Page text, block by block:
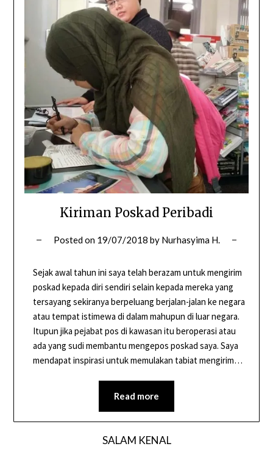
Kiriman Poskad Peribadi
Posted on 19/07/2018 by Nurhasyima H.
Sejak awal tahun ini saya telah berazam untuk mengirim
poskad kepada diri sendiri selain kepada mereka yang
tersayang sekiranya berpeluang berjalan-jalan ke negara
atau tempat istimewa di dalam mahupun di luar negara.
Itupun jika pejabat pos di kawasan itu beroperasi atau
ada yang sudi membantu mengepos poskad saya. Saya
mendapat inspirasi untuk memulakan tabiat mengirim…
Read more
SALAM KENAL